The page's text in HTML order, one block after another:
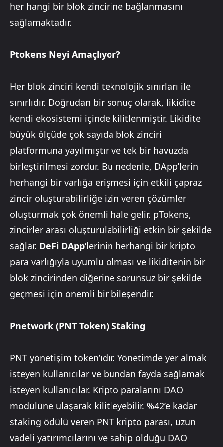
her hangi bir blok zincirine bağlanmasını
sağlamaktadır.
Ptokens Neyi Amaçlıyor?
Her blok zinciri kendi teknolojik sınırları ile
sınırlıdır. Doğrudan bir sonuç olarak, likidite
kendi ekosistemi içinde kilitlenmiştir. Likidite
büyük ölçüde çok sayıda blok zinciri
platformuna yayılmıştır ve tek bir havuzda
birleştirilmesi zordur. Bu nedenle, DApp’lerin
herhangi bir varlığa erişmesi için etkili çapraz
zincir oluşturabilirliğe izin veren çözümler
oluşturmak çok önemli hale gelir. pTokens,
zincirler arası oluşturulabilirliği etkin bir şekilde
sağlar. DeFi DApp‘lerinin herhangi bir kripto
para varlığıyla uyumlu olması ve likiditenin bir
blok zincirinden diğerine sorunsuz bir şekilde
geçmesi için önemli bir bileşendir.
Pnetwork (PNT Token) Staking
PNT yönetişim token’ıdır. Yönetimde yer almak
isteyen kullanıcılar ve bundan fayda sağlamak
isteyen kullanıcılar. Kripto paralarını DAO
modülüne ulaşarak kilitleyebilir. %42’e kadar
staking ödülü veren PNT kripto parası, uzun
vadeli yatırımcılarını ve sahip olduğu DAO